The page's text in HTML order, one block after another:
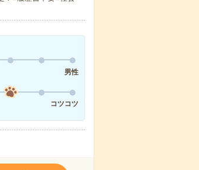
男性
コツコツ